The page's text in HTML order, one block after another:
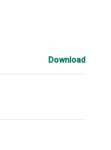
Download